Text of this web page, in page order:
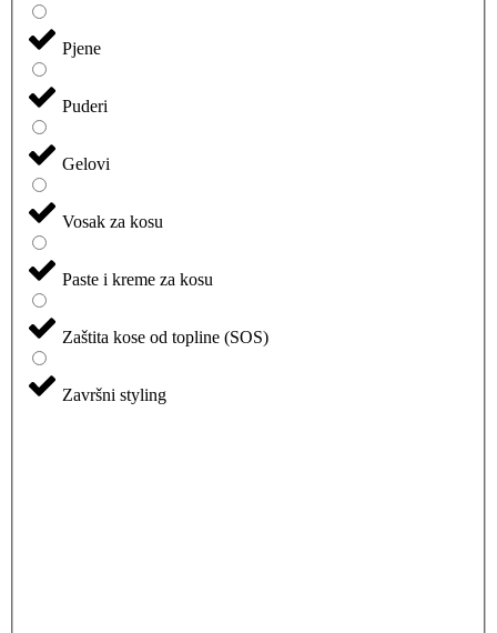
Pjene
Puderi
Gelovi
Vosak za kosu
Paste i kreme za kosu
Zaštita kose od topline (SOS)
Završni styling